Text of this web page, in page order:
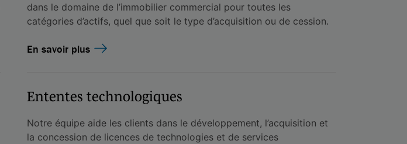
dans le domaine de l’immobilier commercial pour toutes les
catégories d’actifs, quel que soit le type d’acquisition ou de cession.
En savoir plus
Ententes technologiques
Notre équipe aide les clients dans le développement, l’acquisition et
la concession de licences de technologies et de services